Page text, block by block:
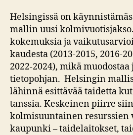
Helsingissä on
mallin uusi
kokemuksia ja
kaudesta (2013-2015, 2016-
2022-2024), mikä
tietopohjan. Helsingin
lähinnä esittävää taidetta
tanssia. Keskeinen piirre
kolmisuuntainen resurssien
kaupunki – taidelaitokset,